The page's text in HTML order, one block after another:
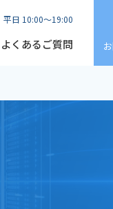
よくあるご質問
平日 10:00～19:00